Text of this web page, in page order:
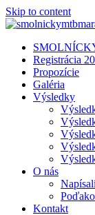
Skip to content
Registrácia
Propozície
Galéria
Výsledky
O nás
Kontakt